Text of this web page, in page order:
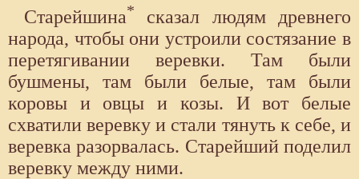
Старейшина*
сказал людям древнего
народа, чтобы они устроили состязание в
перетягивании веревки. Там были
бушмены, там были белые, там были
коровы и овцы и козы. И вот белые
схватили веревку и стали тянуть к себе, и
веревка разорвалась. Старейший поделил
веревку между ними.